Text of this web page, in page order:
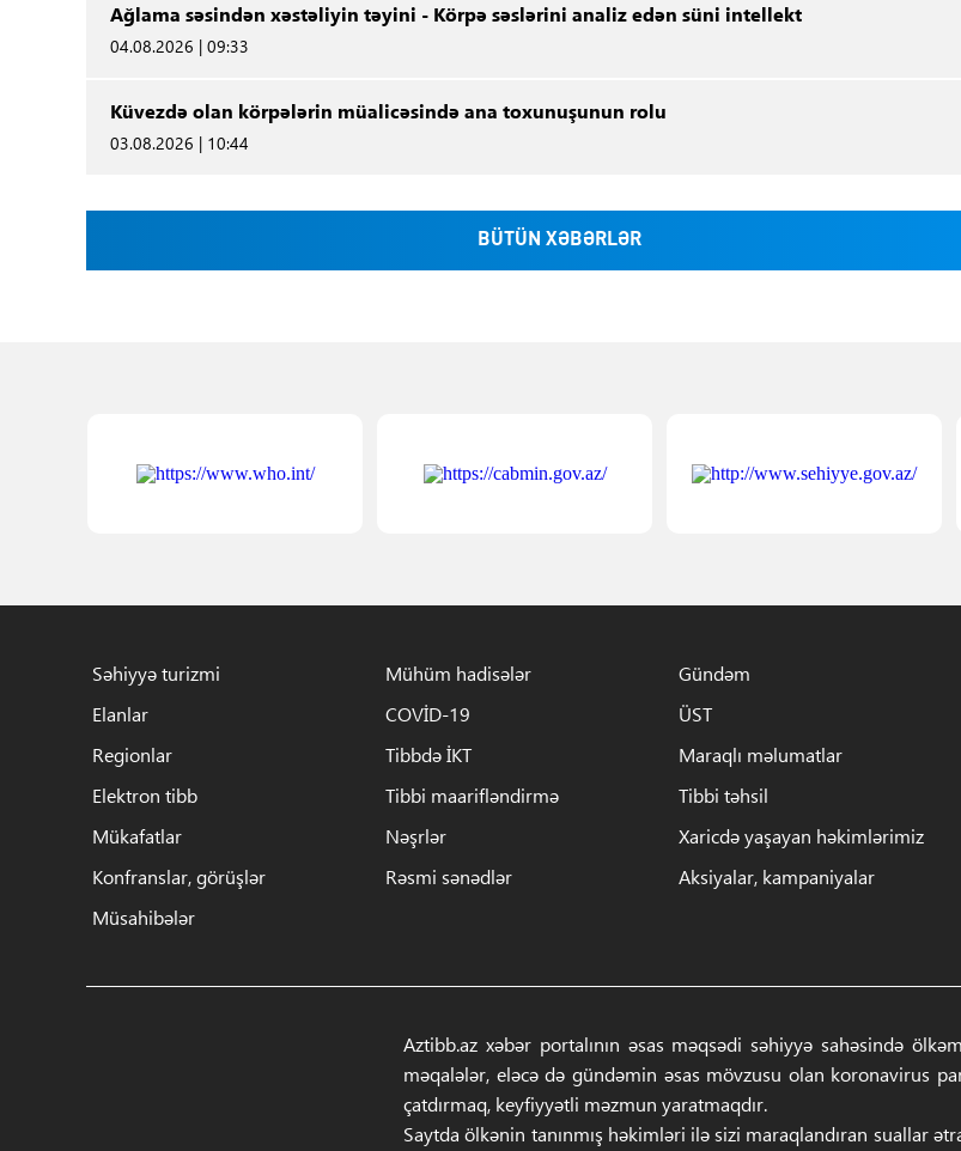
Ağlama səsindən xəstəliyin təyini - Körpə səslərini analiz edən süni intellekt
04.08.2026 | 09:33
Küvezdə olan körpələrin müalicəsində ana toxunuşunun rolu
03.08.2026 | 10:44
BÜTÜN XƏBƏRLƏR
Səhiyyə turizmi Mühüm hadisələr
Gündəm
Elanlar
COVİD-19
ÜST
Regionlar
Tibbdə İKT
Maraqlı məlumatlar
Elektron tibb
Tibbi maarifləndirmə
Tibbi təhsil
Mükafatlar
Nəşrlər
Xaricdə yaşayan həkimlərimiz
Konfranslar, görüşlər
Rəsmi sənədlər
Aksiyalar, kampaniyalar
Müsahibələr
Aztibb.az xəbər portalının əsas məqsədi səhiyyə sahəsində
məqalələr, eləcə də gündəmin əsas mövzusu olan koronavirus
çatdırmaq, keyfiyyətli məzmun yaratmaqdır.
Saytda ölkənin tanınmış həkimləri ilə sizi maraqlandıran suallar